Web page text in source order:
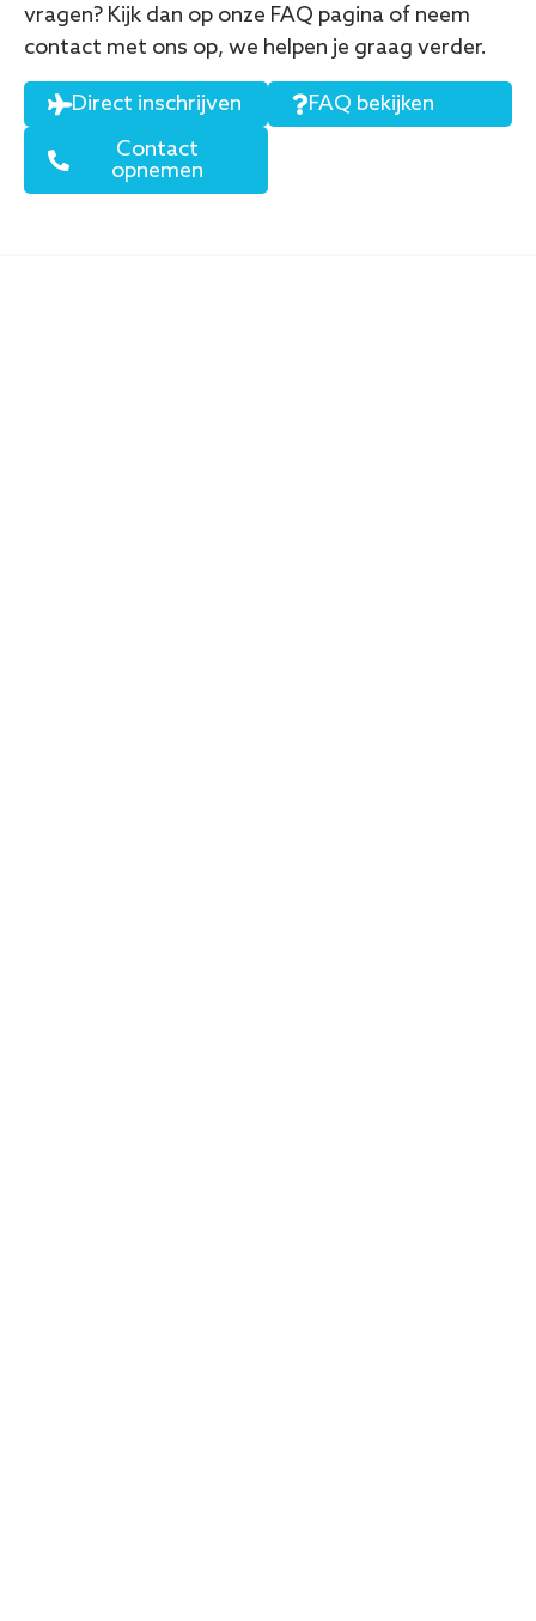
vragen? Kijk dan op onze FAQ pagina of neem
contact met ons op, we helpen je graag verder.
Direct inschrijven
Contact
opnemen
FAQ bekijken